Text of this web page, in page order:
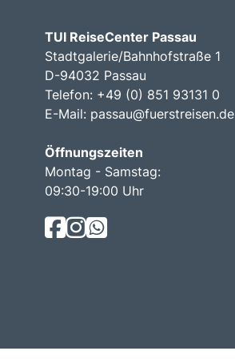
TUI ReiseCenter Passau
Stadtgalerie/Bahnhofstraße 1
D-94032 Passau
Telefon: +49 (0) 851 93131 0
E-Mail: passau@fuerstreisen.de
Öffnungszeiten
Montag - Samstag:
09:30-19:00 Uhr